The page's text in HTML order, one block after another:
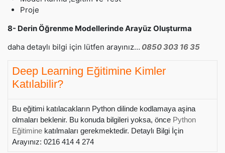
Proje
8- Derin Öğrenme Modellerinde Arayüz Oluşturma
daha detaylı bilgi için lütfen arayınız… 0850 303 16 35
Deep Learning Eğitimine Kimler
Katılabilir?
Bu eğitimi katılacakların Python dilinde kodlamaya aşina
olmaları beklenir. Bu konuda bilgileri yoksa, önce Python
Eğitimine katılmaları gerekmektedir. Detaylı Bilgi İçin
Arayınız: 0216 414 4 274